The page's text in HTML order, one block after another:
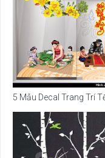
5 Mẫu Decal Trang Trí